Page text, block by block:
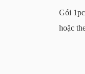
Gói
hoặc